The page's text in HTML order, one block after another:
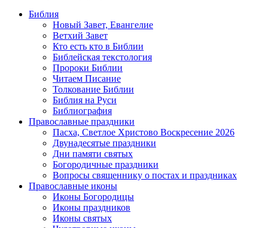
Библия
Новый Завет, Евангелие
Ветхий Завет
Кто есть кто в Библии
Библейская текстология
Пророки Библии
Читаем Писание
Толкование Библии
Библия на Руси
Библиография
Православные праздники
Пасха, Светлое Христово Воскресение 2026
Двунадесятые праздники
Дни памяти святых
Богородичные праздники
Вопросы священнику о постах и праздниках
Православные иконы
Иконы Богородицы
Иконы праздников
Иконы святых